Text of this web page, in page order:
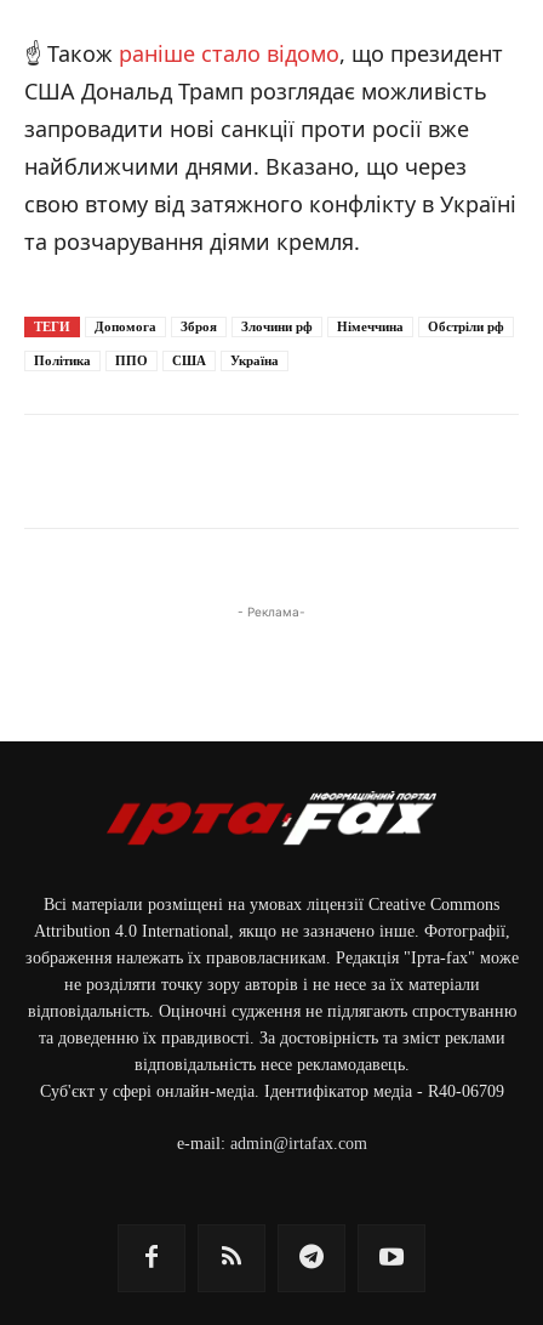
☝️ Також раніше стало відомо, що президент
США Дональд Трамп розглядає можливість
запровадити нові санкції проти росії вже
найближчими днями. Вказано, що через
свою втому від затяжного конфлікту в Україні
та розчарування діями кремля.
ТЕГИ Допомога Зброя Злочини рф Німеччина Обстріли рф
Політика ППО США Україна
- Реклама-
Всі матеріали розміщені на умовах ліцензії Creative Commons
Attribution 4.0 International, якщо не зазначено інше. Фотографії,
зображення належать їх правовласникам. Редакція "Ірта-fax" може
не розділяти точку зору авторів і не несе за їх матеріали
відповідальність. Оціночні судження не підлягають спростуванню
та доведенню їх правдивості. За достовірність та зміст реклами
відповідальність несе рекламодавець.
Cуб'єкт у сфері онлайн-медіа. Ідентифікатор медіа - R40-06709
e-mail: admin@irtafax.com